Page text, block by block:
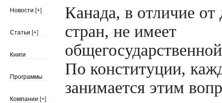
Новости [+]
Статьи [+]
Книги
Программы
Компании [+]
Канада, в отличие от
стран, не имеет
По конституции,
занимается этим